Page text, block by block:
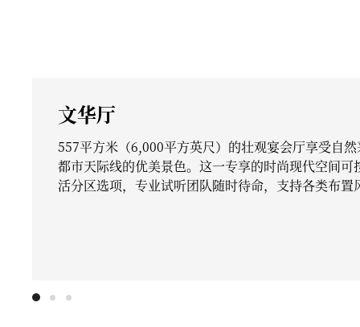
文华厅
557平方米（6,000平方英尺）的壮观宴会厅享受自
都市天际线的优美景色。这一专享的时尚现代空间可
活分区选项，专业试听团队随时待命，支持各类布置